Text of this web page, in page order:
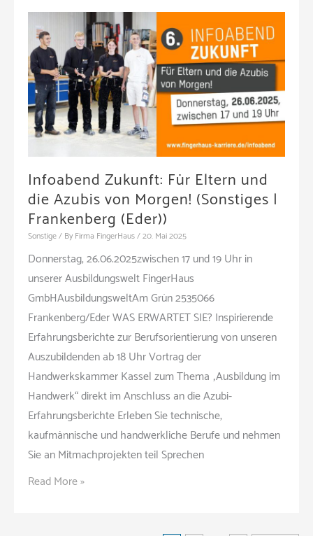
von
ChatGPT
gefunden?“
Impulsvortrag
beim
C-
Dinner
am
16.07.2025
(Vortrag
Hannover)
Infoabend Zukunft: Für Eltern und
die Azubis von Morgen! (Sonstiges |
Frankenberg (Eder))
Sonstige/ By Firma FingerHaus/20. Mai 2025
Donnerstag, 26.06.2025zwischen 17 und 19 Uhr in
unserer Ausbildungswelt FingerHaus
GmbHAusbildungsweltAm Grün 2535066
Frankenberg/Eder WAS ERWARTET SIE? Inspirierende
Erfahrungsberichte zur Berufsorientierung von unseren
Auszubildenden ab 18 Uhr Vortrag der
Handwerkskammer Kassel zum Thema „Ausbildung im
Handwerk“ direkt im Anschluss an die Azubi-
Erfahrungsberichte Erleben Sie technische,
kaufmännische und handwerkliche Berufe und nehmen
Sie an Mitmachprojekten teil Sprechen
Infoabend
Read More »